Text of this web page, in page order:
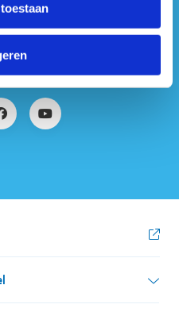
media